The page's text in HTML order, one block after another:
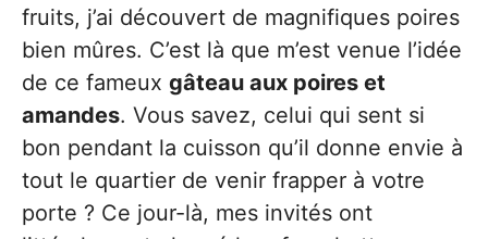
fruits, j’ai découvert de magnifiques poires
bien mûres. C’est là que m’est venue l’idée
de ce fameux gâteau aux poires et
amandes. Vous savez, celui qui sent si
bon pendant la cuisson qu’il donne envie à
tout le quartier de venir frapper à votre
porte ? Ce jour-là, mes invités ont